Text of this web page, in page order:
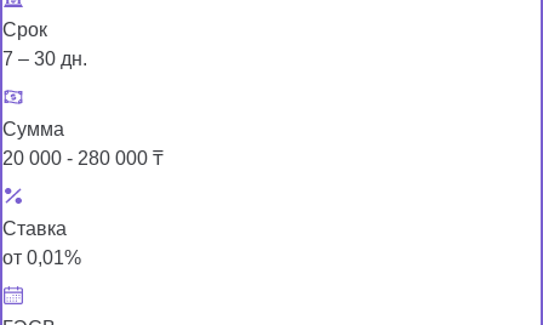
Срок
7 – 30 дн.
Сумма
20 000 - 280 000 ₸
Ставка
от 0,01%